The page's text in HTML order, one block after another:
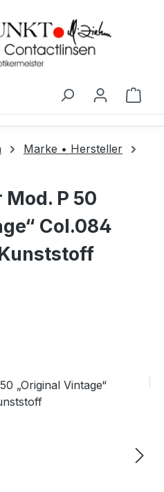
Marke • Hersteller
P 50
Col.084